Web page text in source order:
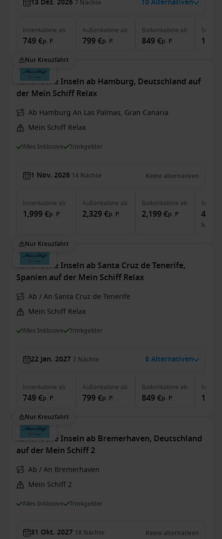
13 Dez. 2026 7 Nächte 10 Alternativen
Innenkabine ab
749 €p. P.
Außenkabine ab
799 €p. P.
Balkonkabine ab
849 €p. P.
Suite
Nur Kreuzfahrt
Kanarische Inseln ab Hamburg, Deutschland auf
der Mein Schiff Relax
Ab Hamburg An Las Palmas, Gran Canaria
Mein Schiff Relax
Alles Inklusive Trinkgelder
1 Nov. 2026 14 Nächte Keine alternativen
Innenkabine ab
1,999 €p. P.
Außenkabine ab
2,329 €p. P.
Balkonkabine ab
2,199 €p. P.
Suite
5,493 €
Nur Kreuzfahrt
Kanarische Inseln ab Santa Cruz de Tenerife,
Spanien auf der Mein Schiff Relax
Ab / An Santa Cruz de Tenerife
Mein Schiff Relax
Alles Inklusive Trinkgelder
22 Jan. 2027 7 Nächte 8 Alternativen
Innenkabine ab
749 €p. P.
Außenkabine ab
799 €p. P.
Balkonkabine ab
849 €p. P.
Suite
Nur Kreuzfahrt
Kanarische Inseln ab Bremerhaven, Deutschland
auf der Mein Schiff 2
Ab / An Bremerhaven
Mein Schiff 2
Alles Inklusive Trinkgelder
31 Okt. 2027 18 Nächte Keine alternativen